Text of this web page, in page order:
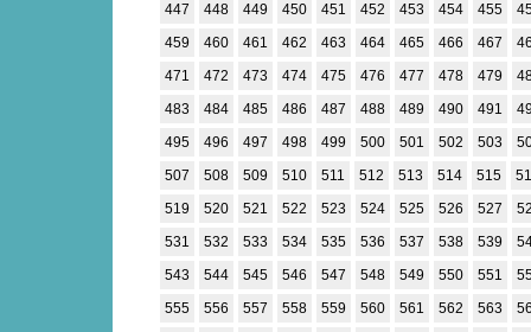
447
448 449 450 451 452 453 454 455
459
460 461 462 463 464 465 466 467
471
472 473 474 475 476 477 478 479
483
484 485 486 487 488 489 490 491
495
496 497 498 499 500 501 502 503
507
508 509 510 511 512 513 514 515
519
520 521 522 523 524 525 526 527
531
532 533 534 535 536 537 538 539
543
544 545 546 547 548 549 550 551
555
556 557 558 559 560 561 562 563